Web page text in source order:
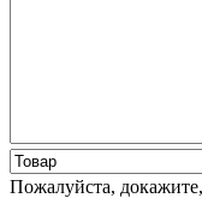
Пожалуйста,